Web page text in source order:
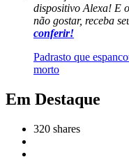
dispositivo Alexa! E
não gostar, receba
conferir!
Padrasto que
morto
Em Destaque
320 shares